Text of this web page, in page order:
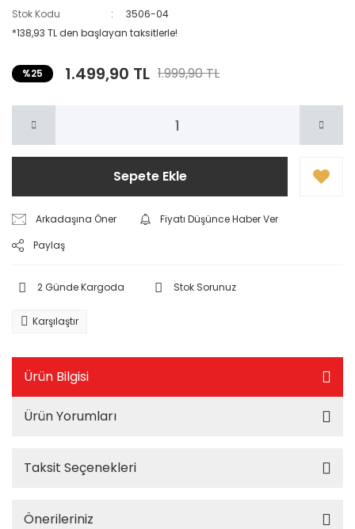
Stok Kodu
3506-04
*138,93 TL den başlayan taksitlerle!
%25 1.499,90 TL 1.999,90 TL
Sepete Ekle
Arkadaşına Öner
Fiyatı Düşünce Haber Ver
Paylaş
2 Günde Kargoda Stok Sorunuz
Karşılaştır
Ürün Bilgisi
Ürün Yorumları
Taksit Seçenekleri
Önerileriniz